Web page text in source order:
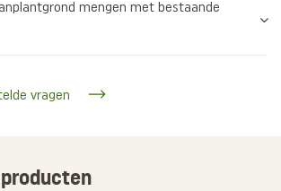
mengen met bestaande
vragen